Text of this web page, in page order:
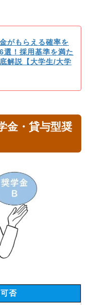
がもらえる確率を
選！採用基準を満た
解説【大学生/大学
金・貸与型奨
否